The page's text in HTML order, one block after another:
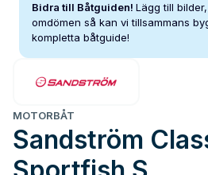
Bidra till Båtguiden! Lägg till
omdömen så kan vi tillsammans
kompletta båtguide!
MOTORBÅT
Sandström